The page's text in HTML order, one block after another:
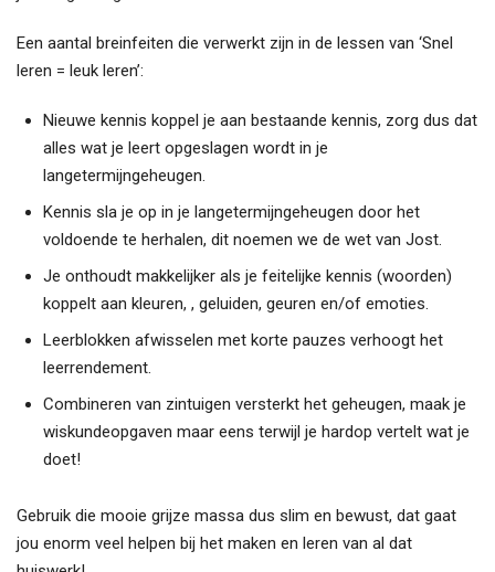
Een aantal breinfeiten die verwerkt zijn in de lessen van ‘Snel
leren = leuk leren’:
Nieuwe kennis koppel je aan bestaande kennis, zorg dus dat
alles wat je leert opgeslagen wordt in je
langetermijngeheugen.
Kennis sla je op in je langetermijngeheugen door het
voldoende te herhalen, dit noemen we de wet van Jost.
Je onthoudt makkelijker als je feitelijke kennis (woorden)
koppelt aan kleuren, , geluiden, geuren en/of emoties.
Leerblokken afwisselen met korte pauzes verhoogt het
leerrendement.
Combineren van zintuigen versterkt het geheugen, maak je
wiskundeopgaven maar eens terwijl je hardop vertelt wat je
doet!
Gebruik die mooie grijze massa dus slim en bewust, dat gaat
jou enorm veel helpen bij het maken en leren van al dat